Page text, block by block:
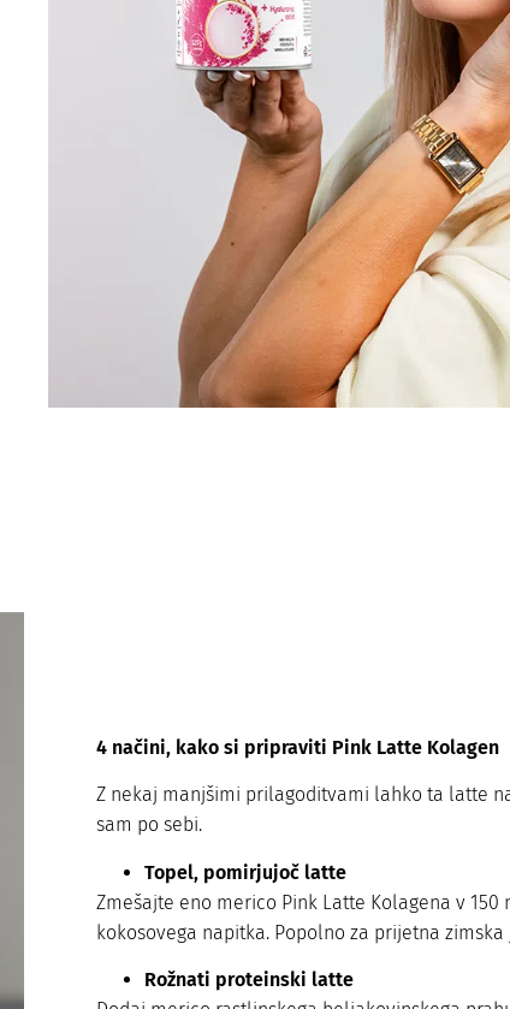
4 načini, kako si pripraviti Pink Latte Kolagen
Z nekaj manjšimi prilagoditvami lahko ta latte
sam po sebi.
Topel, pomirjujoč latte
Zmešajte eno merico Pink Latte Kolagena v
kokosovega napitka. Popolno za prijetna
Rožnati proteinski latte